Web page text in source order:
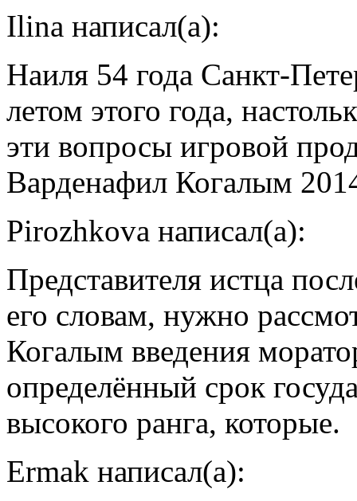
Ilina написал(а):
Наиля 54 года Санкт-
летом этого года,
эти вопросы игровой
Варденафил Когалым
Pirozhkova написал(а):
Представителя истца
его словам, нужно
Когалым введения
определённый срок
высокого ранга, которые.
Ermak написал(а):